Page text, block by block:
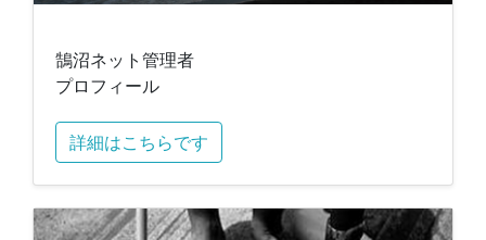
鵠沼ネット管理者
プロフィール
詳細はこちらです